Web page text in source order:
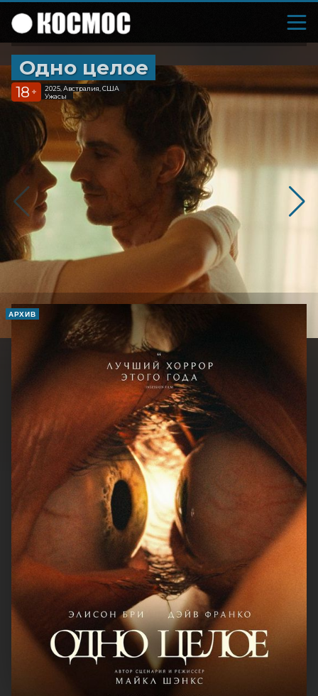
Одно целое
18 +
2025, Австралия, США
Ужасы
АРХИВ